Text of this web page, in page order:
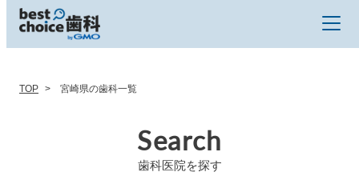
TOP 宮崎県の歯科一覧
Search
歯科医院を探す